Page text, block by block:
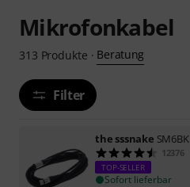
Mikrofonkabel
313 Produkte · Beratung
Filter
the sssnake SM6BK
12376
TOP-SELLER
Sofort lieferbar